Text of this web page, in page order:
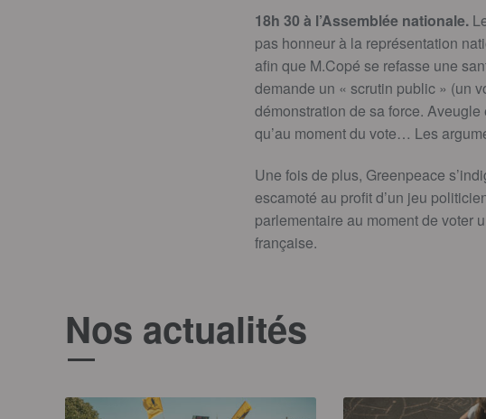
18h 30 à l’Assemblée nationale.
pas honneur à la représentation
afin que M.Copé se refasse une
demande un « scrutin public » (un
démonstration de sa force.
qu’au moment du vote… Les
Une fois de plus, Greenpeace
escamoté au profit d’un jeu
parlementaire au moment de voter
française.
Nos actualités